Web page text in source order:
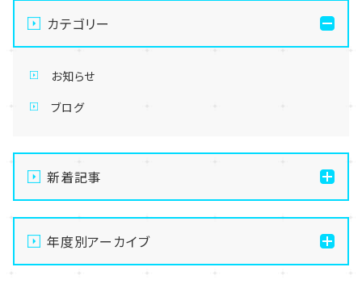
カテゴリー
お知らせ
ブログ
新着記事
通信制高校の学習風景
メイク美容専攻の授業風景
年度別アーカイブ